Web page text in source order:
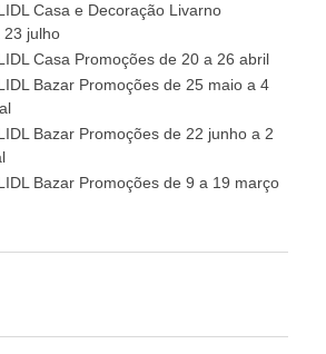
Casa e Decoração Livarno
23 julho
Casa Promoções de 20 a 26 abril
Bazar Promoções de 25 maio a 4
Bazar Promoções de 22 junho a 2
Bazar Promoções de 9 a 19 março